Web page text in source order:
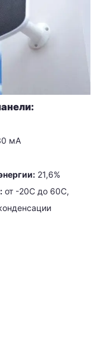
мА
21,6%
от -20С до 60С,